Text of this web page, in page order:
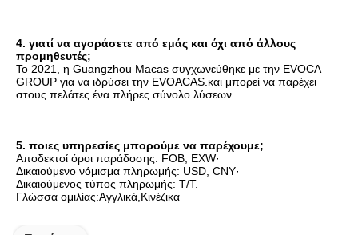
4. γιατί να αγοράσετε από εμάς και όχι από άλλους
προμηθευτές;
Το 2021, η Guangzhou Macas συγχωνεύθηκε με την EVOCA
GROUP για να ιδρύσει την EVOACAS.και μπορεί να παρέχει
στους πελάτες ένα πλήρες σύνολο λύσεων.
5. ποιες υπηρεσίες μπορούμε να παρέχουμε;
Αποδεκτοί όροι παράδοσης: FOB, EXW·
Δικαιούμενο νόμισμα πληρωμής: USD, CNY·
Δικαιούμενος τύπος πληρωμής: T/T.
Γλώσσα ομιλίας:Αγγλικά,Κινέζικα